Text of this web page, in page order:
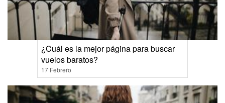
¿Cuál es la mejor página para buscar
vuelos baratos?
17 Febrero